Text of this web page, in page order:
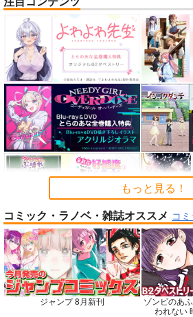
nanka A kanji no titl
ハイパーソニックソウ
ル
2,200円（税込）
Fate/Grand Order
インドラ
近藤勇
サンプル
カート
作って食べよう陸軍
飯-野外炊事・携行食
編-
シオサイ。
専売 1,100円（税込
ミリタリー
サンプル
カート
No.6 No.8
もっと見る！
コミック・ラノベ・雑誌オススメ コ
ジャンプ 8月新刊
ゾンビのあ
われない